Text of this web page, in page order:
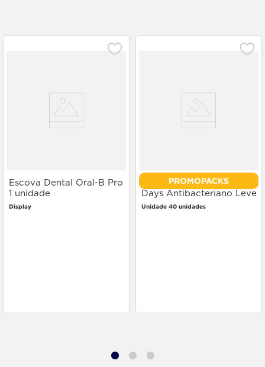
Escova Dental Oral-B Pro
1 unidade
Display
PROMOPACKS
Protetor Diário Intimus
Days Antibacteriano Leve
Mais Pague Menos 40
Unidade 40 unidades